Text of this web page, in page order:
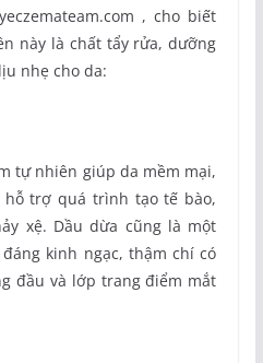
, cho biết
này là chất tẩy rửa, dưỡng
nhẹ cho da:
tự nhiên giúp da mềm mại,
trợ quá trình tạo tế bào,
xệ. Dầu dừa cũng là một
kinh ngạc, thậm chí có
đầu và lớp trang điểm mắt